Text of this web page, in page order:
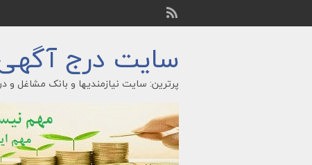
سایت درج آگهی
پرترین: سایت نیازمندیها و بانک مشاغل و